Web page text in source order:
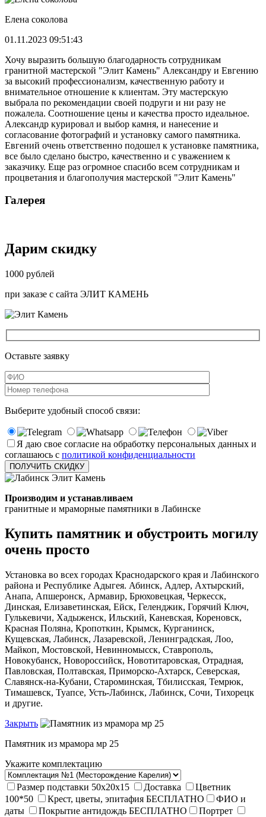
Елена соколова
01.11.2023 09:51:43
Хочу выразить большую благодарность сотрудникам
гранитной мастерской "Элит Камень" Александру и Евгению
за высокий профессионализм, качественную работу и
внимательное отношение к клиентам. Эту мастерскую
выбрала по рекомендации своей подруги и ни разу не
пожалела. Соотношение цены и качества просто идеальное.
Александр курировал и выбор камня, и нанесение и
согласование фотографий и установку самого памятника.
Евгений очень ответственно подошел к установке памятника,
все было сделано быстро, качественно и с уважением к
заказчику. Еще раз огромное спасибо всем сотрудникам и
процветания и благополучия мастерской "Элит Камень"
Галерея
Дарим скидку
1000 рублей
при заказе с сайта ЭЛИТ КАМЕНЬ
Оставьте заявку
Выберите удобный способ связи:
Я даю свое согласие на обработку персональных данных и
соглашаюсь с политикой конфиденциальности
Производим и устанавливаем
гранитные и мраморные памятники в Лабинске
Купить памятник и обустроить могилу
очень просто
Установка во всех городах Краснодарского края и Лабинского
района и Республике Адыгея. Абинск, Адлер, Ахтырский,
Анапа, Апшеронск, Армавир, Брюховецкая, Черкесск,
Динская, Елизаветинская, Ейск, Геленджик, Горячий Ключ,
Гулькевичи, Хадыженск, Ильский, Каневская, Кореновск,
Красная Поляна, Кропоткин, Крымск, Курганинск,
Кущевская, Лабинск, Лазаревской, Ленинградская, Лоо,
Майкоп, Мостовской, Невинномысск, Ставрополь,
Новокубанск, Новороссийск, Новотитаровская, Отрадная,
Павловская, Полтавская, Приморско-Ахтарск, Северская,
Славянск-на-Кубани, Староминская, Тбилисская, Темрюк,
Тимашевск, Туапсе, Усть-Лабинск, Лабинск, Сочи, Тихорецк
и другие.
Закрыть
Памятник из мрамора мр 25
Укажите комплектацию
Размер подставки 50х20х15 Доставка
Цветник
100*50
Крест, цветы, эпитафия БЕСПЛАТНО
ФИО и
даты
Покрытие антидождь БЕСПЛАТНО
Портрет